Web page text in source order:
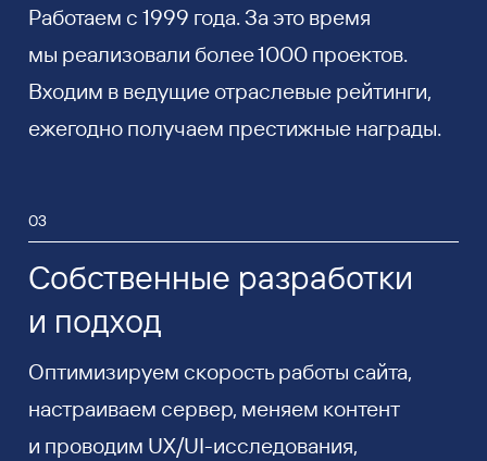
Работаем с 1999 года. За это время
мы реализовали более 1000 проектов.
Входим в ведущие отраслевые рейтинги,
ежегодно получаем престижные награды.
03
Собственные разработки
и подход
Оптимизируем скорость работы сайта,
настраиваем сервер, меняем контент
и проводим UX/UI-исследования,